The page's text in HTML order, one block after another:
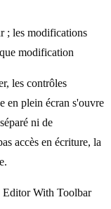
; les modifications
modification
les contrôles
en plein écran s'ouvre
ni de
accès en écriture, la